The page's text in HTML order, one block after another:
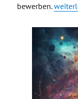
bewerben.